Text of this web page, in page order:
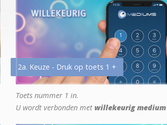
2a. Keuze - Druk op toets 1 +
Toets nummer 1 in.
U wordt verbonden met willekeurig medium